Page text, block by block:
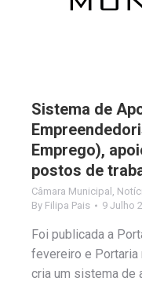
Sistema de
Emprego),
postos de
Câmara Municipal ,
By Filipa Pais 9 Julho
Foi publicada a
fevereiro e Portaria
cria um sistema de